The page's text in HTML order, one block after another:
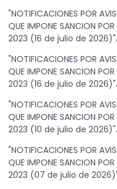
"NOTIFICACIONES POR
QUE IMPONE SANCION
2023 (16 de julio de
"NOTIFICACIONES POR
QUE IMPONE SANCION
2023 (16 de julio de
"NOTIFICACIONES POR
QUE IMPONE SANCION
2023 (10 de julio de
"NOTIFICACIONES POR
QUE IMPONE SANCION
2023 (07 de julio de